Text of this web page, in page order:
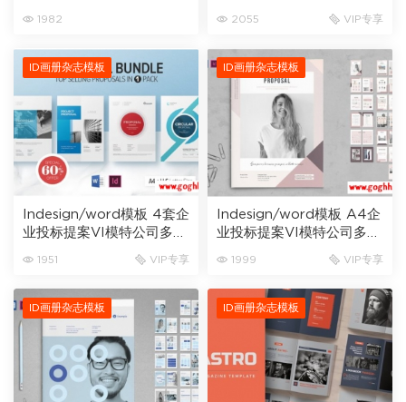
1982 2055 VIP专享
Indesign/word模板 4套企
业投标提案VI模特公司多用
途画册杂志模板24页A4
ID画册杂志模板
1951 VIP专享
Indesign/word模板 A4企
业投标提案VI模特公司多用
途画册杂志模板24页
ID画册杂志模板
1999 VIP专享
ID画册杂志模板 ID画册杂志模板